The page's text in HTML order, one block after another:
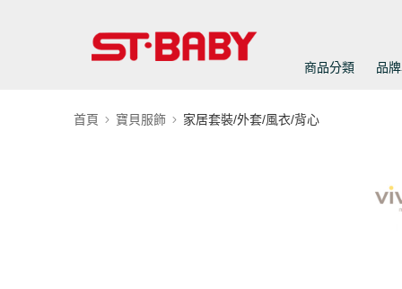
商品分類 品
首頁 寶貝服飾 家居套裝/外套/風衣/背心